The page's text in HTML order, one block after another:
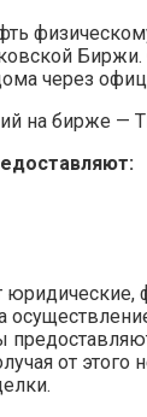
Биржи.
через
на бирже —
от этого